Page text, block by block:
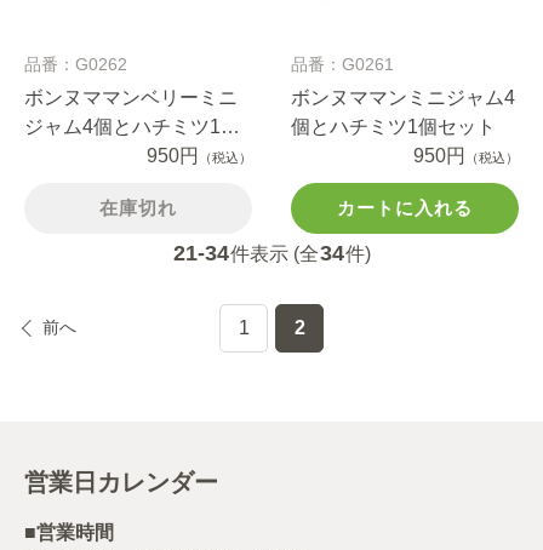
品番：G0262
ボンヌママンベリーミニ
ジャム4個とハチミツ1個
950円 （税込）
在庫切れ
品番：G0261
ボンヌママンミニジャム4
個とハチミツ1個セット
950円
（税込）
カートに入れる
21-34件表示 (全34件)
前へ 1 2
営業日カレンダー
■営業時間